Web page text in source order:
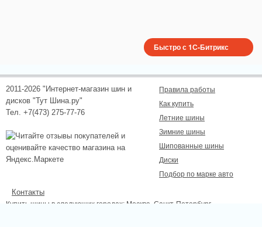
2011-2026 "Интернет-магазин шин и
дисков "Тут Шина.ру"
Тел. +7(473) 275-77-76
Правила работы
Как купить
Летние шины
Зимние шины
Шипованные шины
Диски
Подбор по марке авто
Контакты
Купить шины в следующих городах: Москва , Санкт-Петербург,
Быстро с 1С-Битрикс